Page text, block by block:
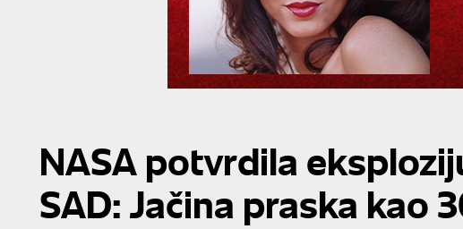
NASA potvrdila
SAD: Jačina praska kao